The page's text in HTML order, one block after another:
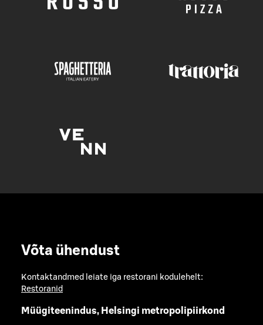
Võta ühendust
Kontaktandmed leiate iga restorani kodulehelt:
Restoranid
Müügiteenindus, Helsingi metropolipiirkond